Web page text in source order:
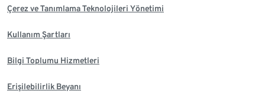
Çerez ve Tanımlama Teknolojileri Yönetimi
Kullanım Şartları
Bilgi Toplumu Hizmetleri
Erişilebilirlik Beyanı